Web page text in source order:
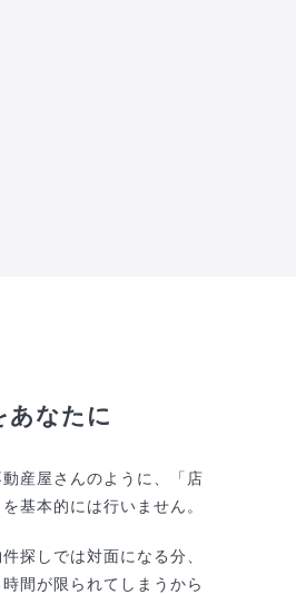
あなたに
産屋さんのように、「店
基本的には行いません。
探しでは対面になる分、
間が限られてしまうから